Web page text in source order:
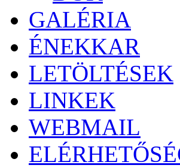
GALÉRIA
ÉNEKKAR
LETÖLTÉSEK
LINKEK
WEBMAIL